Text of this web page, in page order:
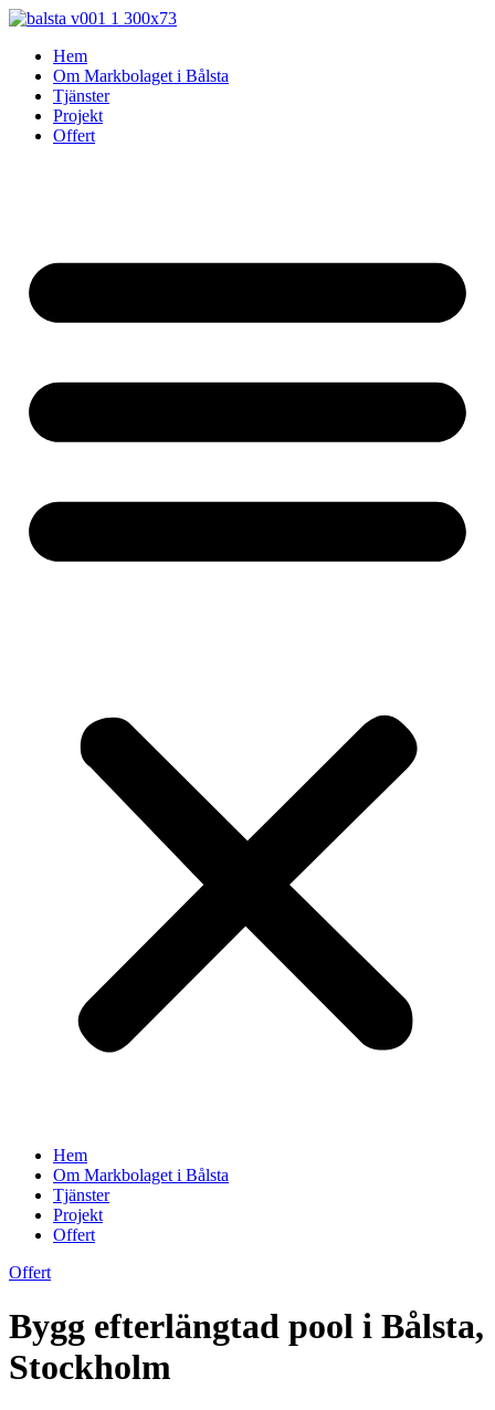
Skip
contentHem
Om Markbolaget i Bålsta
Tjänster
Projekt
Offert
Hem
Om Markbolaget i Bålsta
Tjänster
Projekt
Offert
Offert
Bygg efterlängtad pool i Bålsta,
Stockholm